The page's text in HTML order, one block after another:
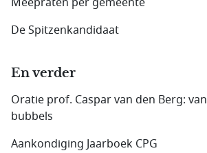
De Spitzenkandidaat
En verder
Oratie prof. Caspar van den Berg:
bubbels
Aankondiging Jaarboek CPG